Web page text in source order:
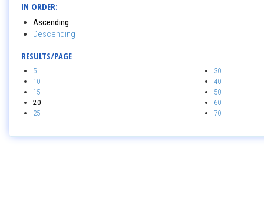
IN ORDER:
Ascending
Descending
RESULTS/PAGE
5
10
15
20
25
30
40
50
60
70